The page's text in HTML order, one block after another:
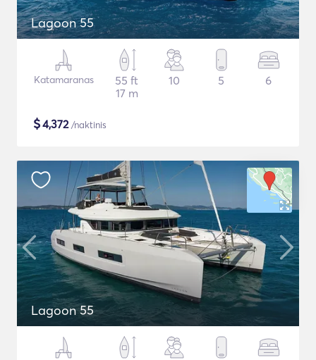
Lagoon 55
Katamaranas
55 ft
17 m
10 5 6
$4,372/naktinis
Lagoon 55